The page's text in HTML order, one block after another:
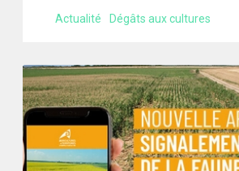
Actualité
Dégâts aux cultures